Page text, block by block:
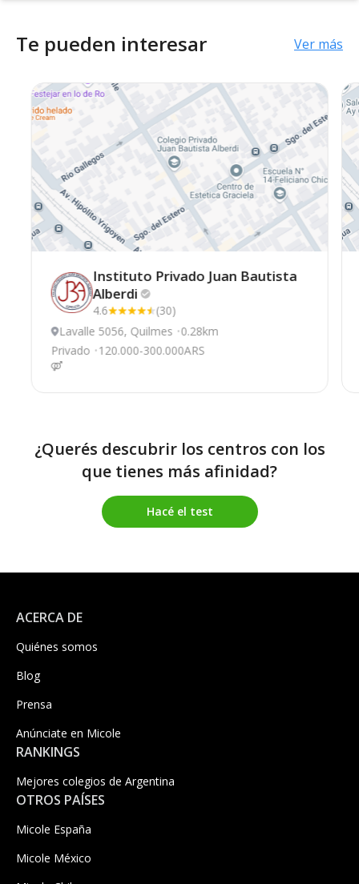
Te pueden interesar Ver más
Instituto Privado Juan Bautista
Alberdi
4.6
(30)
Lavalle 5056, Quilmes 0.28km
Privado
120.000-300.000ARS
¿Querés descubrir los centros con los
que tienes más afinidad?
Hacé el test
ACERCA DE
Quiénes somos
Blog
Prensa
Anúnciate en Micole
RANKINGS
Mejores colegios de Argentina
OTROS PAÍSES
Micole España
Micole México